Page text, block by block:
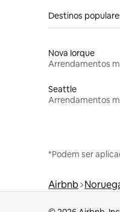
Destinos
Nova Iorque
Arrendamentos
Seattle
Arrendamentos
*Podem ser
Airbnb